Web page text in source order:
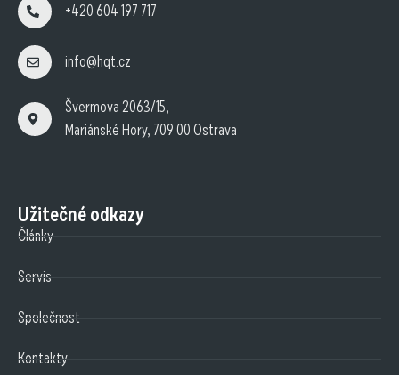
+420 604 197 717
info@hqt.cz
Švermova 2063/15,
Mariánské Hory, 709 00 Ostrava
Užitečné odkazy
Články
Servis
Společnost
Kontakty